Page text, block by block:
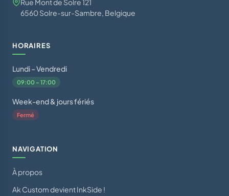
Rue Mont de Solre 121
6560 Solre-sur-Sambre, Belgique
HORAIRES
Lundi – Vendredi
09:00 – 17:00
Week-end & jours fériés
Fermé
NAVIGATION
À propos
Ak Custom devient InkSide !